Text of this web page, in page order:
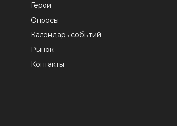
Герои
Опросы
Календарь событий
Рынок
Контакты